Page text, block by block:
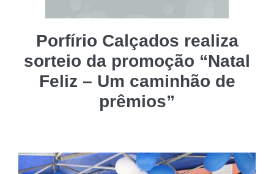
Porfírio Calçados realiza
sorteio da promoção “Natal
Feliz – Um caminhão de
prêmios”